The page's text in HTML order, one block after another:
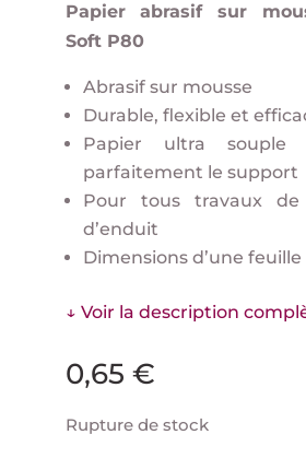
Papier abrasif sur
Soft P80
Abrasif sur mousse
Durable, flexible et
Papier ultra souple
parfaitement le support
Pour tous travaux
d’enduit
Dimensions d’une feuille
↓ Voir la description
0,65 €
Rupture de stock